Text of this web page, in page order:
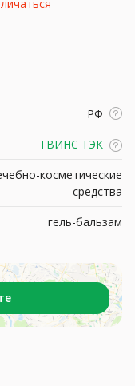
РФ
ТВИНС ТЭК
косметические
средства
гель-бальзам